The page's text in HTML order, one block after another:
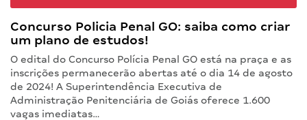
Concurso Policia Penal GO: saiba como criar
um plano de estudos!
O edital do Concurso Polícia Penal GO está na praça e as
inscrições permanecerão abertas até o dia 14 de agosto
de 2024! A Superintendência Executiva de
Administração Penitenciária de Goiás oferece 1.600
vagas imediatas…